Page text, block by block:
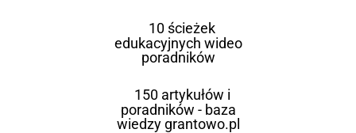
10 ścieżek
edukacyjnych wideo
poradników
150 artykułów i
poradników - baza
wiedzy grantowo.pl